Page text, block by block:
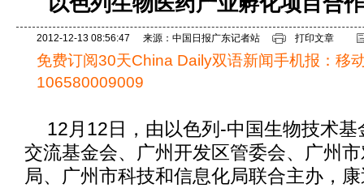
2012-12-13 08:56:47 来源：中国日报广东记者站 打印文章
免费订阅30天China Daily双语新闻手机报：移
106580009009
12月12日，由以色列-中国生物技术
交流基金会、广州开发区管委会、广州
局、广州市科技和信息化局联合主办，